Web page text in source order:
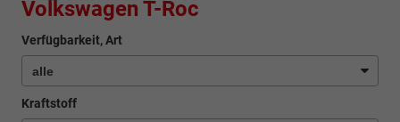
Volkswagen T-Roc
Verfügbarkeit, Art
Kraftstoff